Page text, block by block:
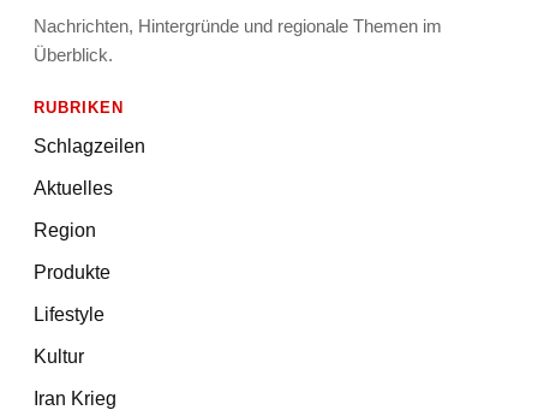
Nachrichten, Hintergründe und regionale Themen im
Überblick.
RUBRIKEN
Schlagzeilen
Aktuelles
Region
Produkte
Lifestyle
Kultur
Iran Krieg